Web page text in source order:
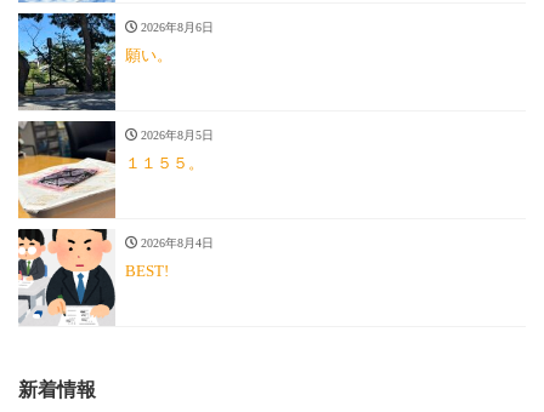
2026年8月6日
願い。
2026年8月5日
１１５５。
2026年8月4日
BEST!
新着情報